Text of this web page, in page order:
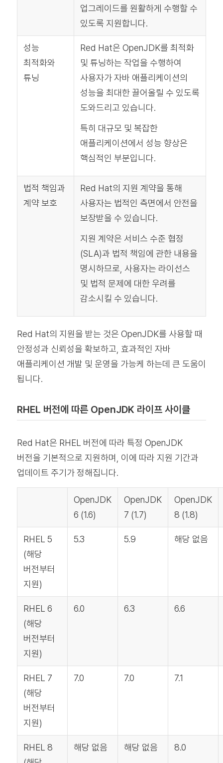
업그레이드를 원활하게 수행할 수
있도록 지원합니다.
성능
최적화와
튜닝
Red Hat은 OpenJDK를 최적화
및 튜닝하는 작업을 수행하여
사용자가 자바 애플리케이션의
성능을 최대한 끌어올릴 수 있도록
도와드리고 있습니다.
특히 대규모 및 복잡한
애플리케이션에서 성능 향상은
핵심적인 부분입니다.
법적 책임과
계약 보호
Red Hat의 지원 계약을 통해
사용자는 법적인 측면에서 안전을
보장받을 수 있습니다.
지원 계약은 서비스 수준 협정
(SLA)과 법적 책임에 관한 내용을
명시하므로, 사용자는 라이선스
및 법적 문제에 대한 우려를
감소시킬 수 있습니다.
Red Hat의 지원을 받는 것은 OpenJDK를 사용할 때
안정성과 신뢰성을 확보하고, 효과적인 자바
애플리케이션 개발 및 운영을 가능케 하는데 큰 도움이
됩니다.
RHEL 버전에 따른 OpenJDK 라이프 사이클
Red Hat은 RHEL 버전에 따라 특정 OpenJDK
버전을 기본적으로 지원하며, 이에 따라 지원 기간과
업데이트 주기가 정해집니다.
OpenJDK
6 (1.6)
OpenJDK
7 (1.7)
OpenJDK
8 (1.8)
RHEL 5
(해당
버전부터
지원)
5.3 5.9 해당 없음
RHEL 6
(해당
버전부터
지원)
6.0 6.3 6.6
RHEL 7
(해당
버전부터
지원)
7.0 7.0 7.1
RHEL 8
해당 없음 해당 없음 8.0